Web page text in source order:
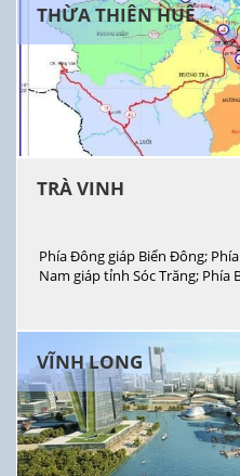
THỪA THIÊN HUẾ
TRÀ VINH
Phía Đông giáp Biển Đông;
Nam giáp tỉnh Sóc Trăng; Phía
VĨNH LONG